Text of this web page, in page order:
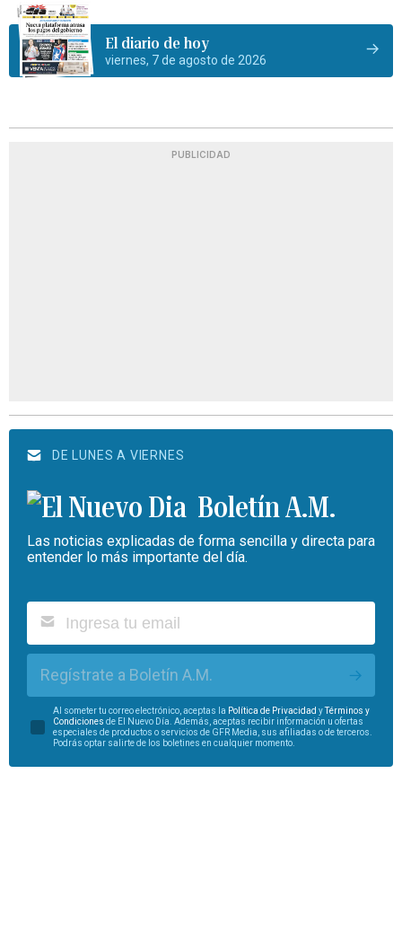
El diario de hoy
viernes, 7 de agosto de 2026
PUBLICIDAD
DE LUNES A VIERNES
Boletín A.M.
Las noticias explicadas de forma sencilla y directa para
entender lo más importante del día.
Regístrate a Boletín A.M.
Al someter tu correo electrónico, aceptas la Política de Privacidad y
Términos y
Condiciones de El Nuevo Día. Además, aceptas recibir información u ofertas
especiales de productos o servicios de GFR Media, sus afiliadas o de terceros.
Podrás optar salirte de los boletines en cualquier momento.